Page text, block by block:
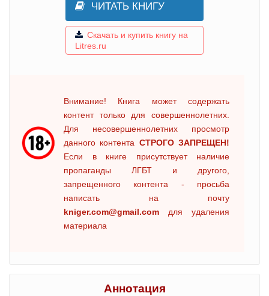
ЧИТАТЬ КНИГУ
Скачать и купить книгу на
Litres.ru
Внимание! Книга может содержать
контент только для совершеннолетних.
Для несовершеннолетних просмотр
данного контента СТРОГО ЗАПРЕЩЕН!
Если в книге присутствует наличие
пропаганды ЛГБТ и другого,
запрещенного контента - просьба
написать на почту
kniger.com@gmail.com для удаления
материала
Аннотация